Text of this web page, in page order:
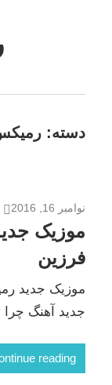
mp3
دسته:
نوامبر 16, 2016
موزیک
فرزین
موزیک جدید
جدید آهنگ چرا
reading